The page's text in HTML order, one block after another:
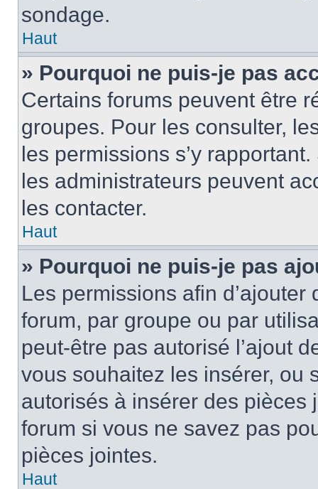
sondage.
Haut
» Pourquoi ne puis-je pas
Certains forums peuvent être
groupes. Pour les consulter,
les permissions s’y
les administrateurs peuvent
les contacter.
Haut
» Pourquoi ne puis-je pas
Les permissions afin
forum, par groupe ou par
peut-être pas autorisé l’ajout
vous souhaitez les insérer, ou
autorisés à insérer des pièces
forum si vous ne savez pas
pièces jointes.
Haut